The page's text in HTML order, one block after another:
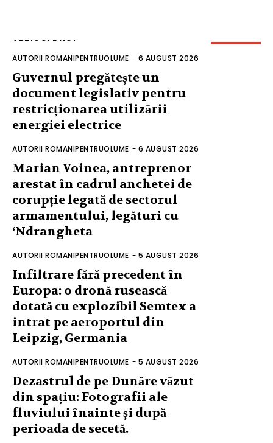
ARTICOLE NOI
AUTORII ROMANIPENTRUOLUME - 6 AUGUST 2026
Guvernul pregătește un
document legislativ pentru
restricționarea utilizării
energiei electrice
AUTORII ROMANIPENTRUOLUME - 6 AUGUST 2026
Marian Voinea, antreprenor
arestat în cadrul anchetei de
corupție legată de sectorul
armamentului, legături cu
‘Ndrangheta
AUTORII ROMANIPENTRUOLUME - 5 AUGUST 2026
Infiltrare fără precedent în
Europa: o dronă rusească
dotată cu explozibil Semtex a
intrat pe aeroportul din
Leipzig, Germania
AUTORII ROMANIPENTRUOLUME - 5 AUGUST 2026
Dezastrul de pe Dunăre văzut
din spațiu: Fotografii ale
fluviului înainte și după
perioada de secetă.